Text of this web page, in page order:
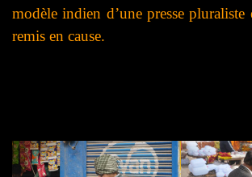
modèle indien d’une presse pluraliste
remis en cause.